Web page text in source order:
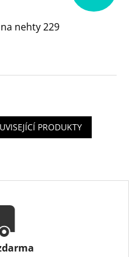
nehty 229
PRODUKTY